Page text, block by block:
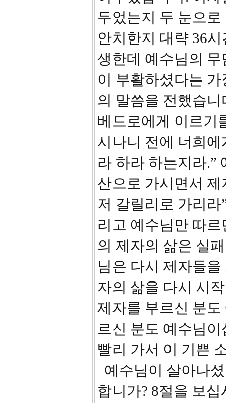
두었는지 두 눈으
안치한지 대략 36
생한데 예수님의
이 부활하셨다는
의 말씀을 전했습
베드로에게 이르기
시나니 전에 너희
라 하라 하는지라.”
산으로 가시면서
저 갈릴리로 가리
리고 예수님만 따
의 제자의 삶은 실
님은 다시 제자들
자의 삶을 다시 시
제자를 부르신 분
르신 분도 예수님
빨리 가서 이 기쁜
예수님이 살아나
합니가? 8절을 보